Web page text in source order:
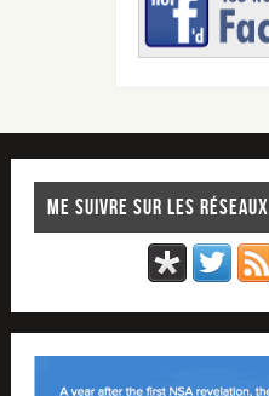
Me suivre sur les réseaux